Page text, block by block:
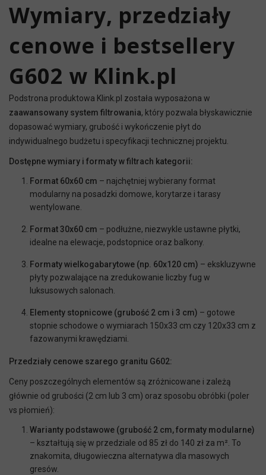
Wymiary, przedziały
cenowe i bestsellery
G602 w Klink.pl
Podstrona produktowa Klink.pl została wyposażona w
zaawansowany system filtrowania, który pozwala błyskawicznie
dopasować wymiary, grubość i wykończenie płyt do
indywidualnego budżetu i specyfikacji technicznej projektu.
Dostępne wymiary i formaty w filtrach kategorii:
Format 60x60 cm – najchętniej wybierany format
modularny na posadzki domowe, korytarze i tarasy
wentylowane.
Format 30x60 cm – podłużne, niezwykle ustawne płytki,
idealne na elewacje, podstopnice oraz balkony.
Formaty wielkogabarytowe (np. 60x120 cm) – ekskluzywne
płyty pozwalające na zredukowanie liczby fug w
luksusowych salonach.
Elementy stopnicowe (grubość 2 cm i 3 cm) – gotowe
stopnie schodowe o wymiarach 150x33 cm czy 120x33 cm z
fazowanymi krawędziami.
Przedziały cenowe szarego granitu G602:
Ceny poszczególnych elementów są zróżnicowane i zależą
głównie od grubości (2 cm lub 3 cm) oraz sposobu obróbki (poler
vs płomień):
Warianty podstawowe (grubość 2 cm, formaty modularne)
– kształtują się w przedziale od 85 zł do 140 zł za m². To
znakomita, długowieczna alternatywa dla masowych
gresów.